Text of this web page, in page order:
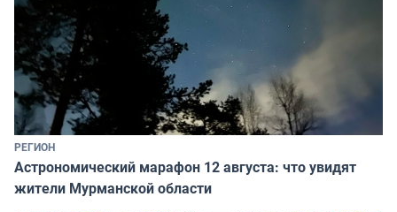
РЕГИОН
Астрономический марафон 12 августа: что увидят
жители Мурманской области